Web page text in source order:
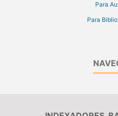
Para
Para